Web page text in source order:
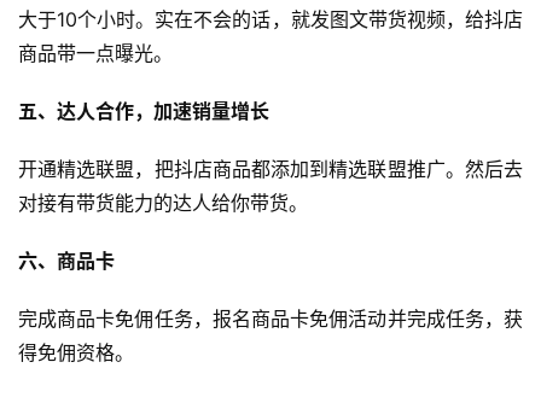
跨
境
科
社
媒
销
跨
境
大于10个小时。实在不会的话，就发图文带货视频，给抖店
商品带一点曝光。
五、达人合作，加速销量增长
开通精选联盟，把抖店商品都添加到精选联盟推广。然后去
对接有带货能力的达人给你带货。
六、商品卡
完成商品卡免佣任务，报名商品卡免佣活动并完成任务，获
得免佣资格。